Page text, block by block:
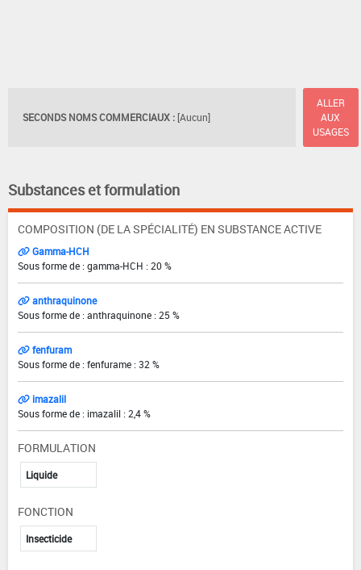
SECONDS NOMS COMMERCIAUX : [Aucun]
ALLER
AUX
USAGES
Substances et formulation
COMPOSITION (DE LA SPÉCIALITÉ) EN SUBSTANCE ACTIVE
Gamma-HCH
Sous forme de : gamma-HCH : 20 %
anthraquinone
Sous forme de : anthraquinone : 25 %
fenfuram
Sous forme de : fenfurame : 32 %
imazalil
Sous forme de : imazalil : 2,4 %
FORMULATION
Liquide
FONCTION
Insecticide